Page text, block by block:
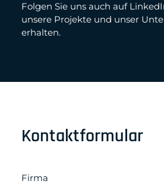
Folgen Sie uns auch auf
unsere Projekte und unser
erhalten.
Kontaktformular
Firma